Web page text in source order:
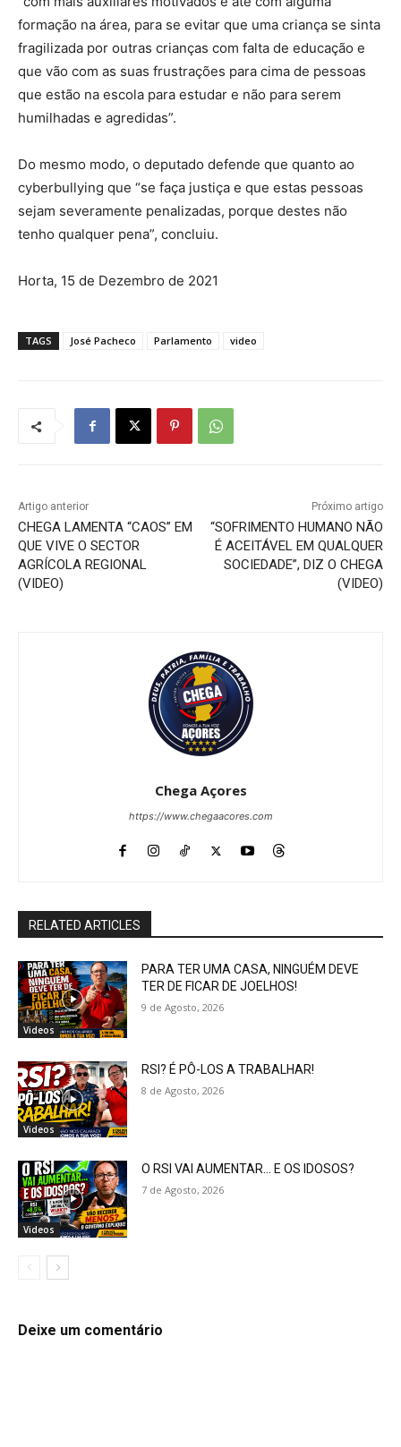
formação na área, para se evitar que uma criança se sinta
fragilizada por outras crianças com falta de educação e
que vão com as suas frustrações para cima de pessoas
que estão na escola para estudar e não para serem
humilhadas e agredidas”.
Do mesmo modo, o deputado defende que quanto ao
cyberbullying que “se faça justiça e que estas pessoas
sejam severamente penalizadas, porque destes não
tenho qualquer pena”, concluiu.
Horta, 15 de Dezembro de 2021
TAGS José Pacheco Parlamento video
Artigo anterior
CHEGA LAMENTA “CAOS” EM
QUE VIVE O SECTOR
AGRÍCOLA REGIONAL
(VIDEO)
Próximo artigo
“SOFRIMENTO HUMANO NÃO
É ACEITÁVEL EM QUALQUER
SOCIEDADE”, DIZ O CHEGA
(VIDEO)
Chega Açores
https://www.chegaacores.com
RELATED ARTICLES
Videos
PARA TER UMA CASA, NINGUÉM DEVE
TER DE FICAR DE JOELHOS!
9 de Agosto, 2026
Videos
RSI? É PÔ-LOS A TRABALHAR!
8 de Agosto, 2026
Videos
O RSI VAI AUMENTAR… E OS IDOSOS?
7 de Agosto, 2026
Deixe um comentário